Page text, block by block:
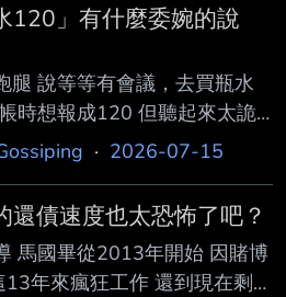
120」有什麼委婉的說
腿 說等等有會議，去買瓶水
時想報成120 但聽起來太詭
婉的說法 可以報帳成功的？
· 2026-07-15
還債速度也太恐怖了吧？
馬國畢從2013年開始 因賭博
年來瘋狂工作 還到現在剩